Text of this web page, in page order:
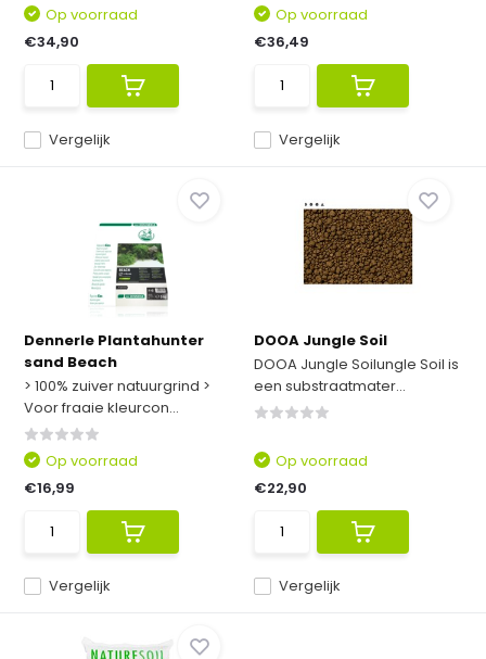
Vergelijk
Op voorraad
€34,90
Vergelijk
Op voorraad
€36,49
Dennerle Plantahunter
sand Beach
> 100% zuiver natuurgrind >
Voor fraaie kleurcon...
Vergelijk
Op voorraad
€16,99
DOOA Jungle Soil
DOOA Jungle Soilungle Soil is
een substraatmater...
Vergelijk
Op voorraad
€22,90